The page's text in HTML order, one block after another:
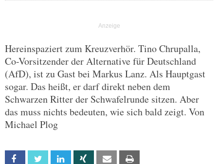
Hereinspaziert zum Kreuzverhör. Tino Chrupalla,
Co-Vorsitzender der Alternative für Deutschland
(AfD), ist zu Gast bei Markus Lanz. Als Hauptgast
sogar. Das heißt, er darf direkt neben dem
Schwarzen Ritter der Schwafelrunde sitzen. Aber
das muss nichts bedeuten, wie sich bald zeigt. Von
Michael Plog
Facebook Twitter Linkedin Xing Email